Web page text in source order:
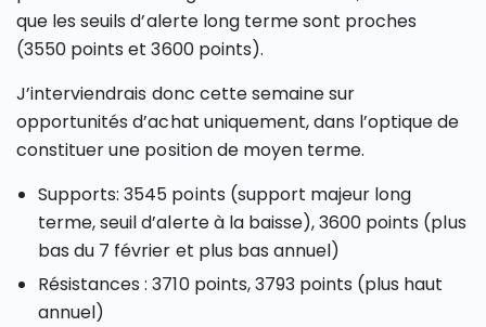
que les seuils d’alerte long terme sont proches
(3550 points et 3600 points).
J’interviendrais donc cette semaine sur
opportunités d’achat uniquement, dans l’optique de
constituer une position de moyen terme.
Supports: 3545 points (support majeur long
terme, seuil d’alerte à la baisse), 3600 points (plus
bas du 7 février et plus bas annuel)
Résistances : 3710 points, 3793 points (plus haut
annuel)